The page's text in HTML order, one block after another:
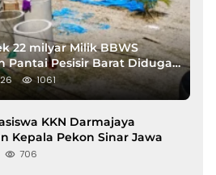
22 milyar Milik BBWS
Pantai Pesisir Barat Diduga
Banci
1061
KKN Darmajaya
Kepala Pekon Sinar Jawa
706